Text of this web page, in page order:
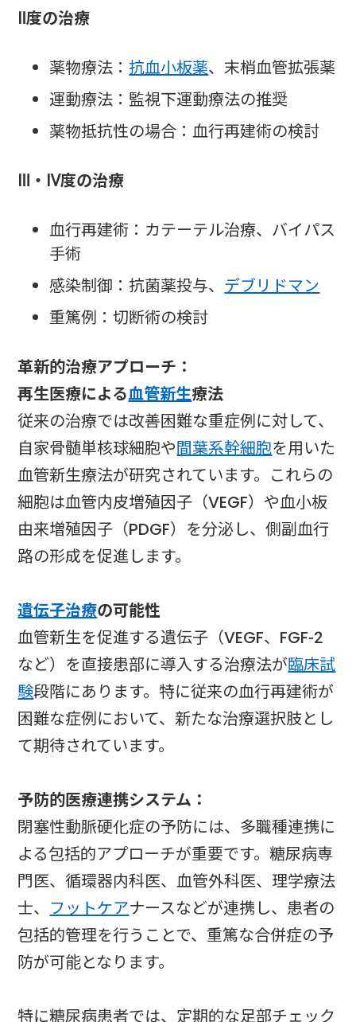
Ⅱ度の治療
薬物療法：抗血小板薬、末梢血管拡張薬
運動療法：監視下運動療法の推奨
薬物抵抗性の場合：血行再建術の検討
Ⅲ・Ⅳ度の治療
血行再建術：カテーテル治療、バイパス
手術
感染制御：抗菌薬投与、 デブリドマン
重篤例：切断術の検討
革新的治療アプローチ：
再生医療による血管新生療法
従来の治療では改善困難な重症例に対して、
自家骨髄単核球細胞や間葉系幹細胞を用いた
血管新生療法が研究されています。これらの
細胞は血管内皮増殖因子（VEGF）や血小板
由来増殖因子（PDGF）を分泌し、側副血行
路の形成を促進します。
遺伝子治療の可能性
血管新生を促進する遺伝子（VEGF、FGF-2
など）を直接患部に導入する治療法が臨床試
験段階にあります。特に従来の血行再建術が
困難な症例において、新たな治療選択肢とし
て期待されています。
予防的医療連携システム：
閉塞性動脈硬化症の予防には、多職種連携に
よる包括的アプローチが重要です。糖尿病専
門医、循環器内科医、血管外科医、理学療法
士、 フットケアナースなどが連携し、患者の
包括的管理を行うことで、重篤な合併症の予
防が可能となります。
特に糖尿病患者では、定期的な足部チェック